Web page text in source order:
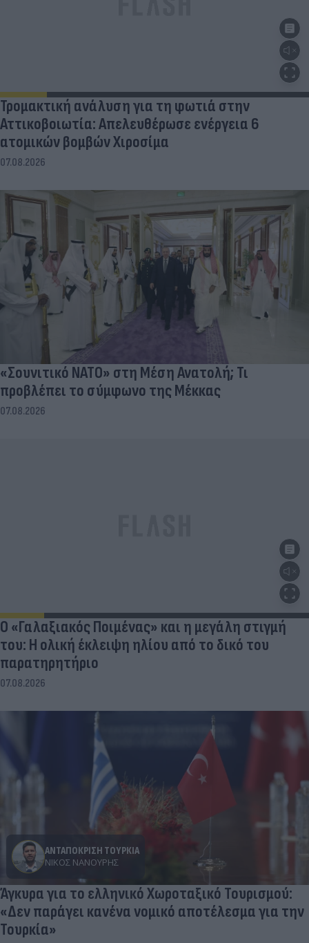
Τρομακτική ανάλυση για τη φωτιά στην
Αττικοβοιωτία: Απελευθέρωσε ενέργεια 6
ατομικών βομβών Χιροσίμα
07.08.2026
«Σουνιτικό ΝΑΤΟ» στη Μέση Ανατολή; Τι
προβλέπει το σύμφωνο της Μέκκας
07.08.2026
Ο «Γαλαξιακός Ποιμένας» και η μεγάλη στιγμή
του: Η ολική έκλειψη ηλίου από το δικό του
παρατηρητήριο
07.08.2026
ΑΝΤΑΠΟΚΡΙΣΗ ΤΟΥΡΚΙΑ
ΝΊΚΟΣ ΝΑΝΟΎΡΗΣ
Άγκυρα για το ελληνικό Χωροταξικό Τουρισμού:
«Δεν παράγει κανένα νομικό αποτέλεσμα για την
Τουρκία»